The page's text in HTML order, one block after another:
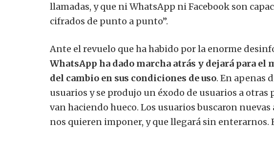
llamadas, y que ni WhatsApp ni Facebook son
cifrados de punto a punto”.
Ante el revuelo que ha habido por la enorme
WhatsApp ha dado marcha atrás y dejará para el
del cambio en sus condiciones de uso. En apenas
usuarios y se produjo un éxodo de usuarios a otras
van haciendo hueco. Los usuarios buscaron
nos quieren imponer, y que llegará sin enterarnos.